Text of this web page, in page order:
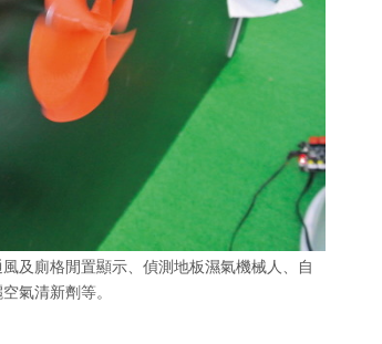
及廁格閒置顯示、偵測地板濕氣機械人、自
氣清新劑等。